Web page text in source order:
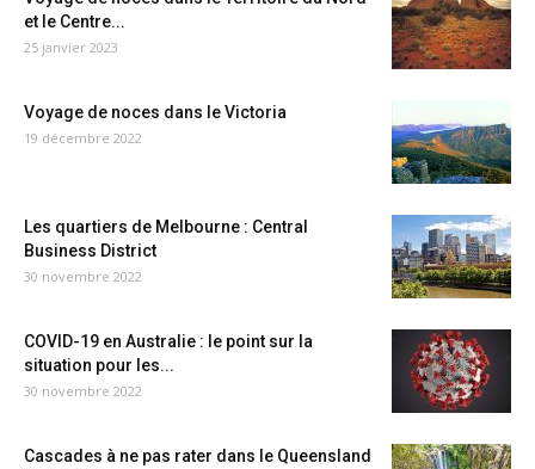
et le Centre...
25 janvier 2023
Voyage de noces dans le Victoria
19 décembre 2022
Les quartiers de Melbourne : Central
Business District
30 novembre 2022
COVID-19 en Australie : le point sur la
situation pour les...
30 novembre 2022
Cascades à ne pas rater dans le Queensland